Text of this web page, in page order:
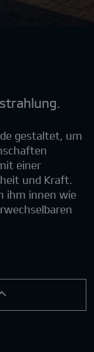
gestaltet, um
einer
und Kraft.
ihm innen wie